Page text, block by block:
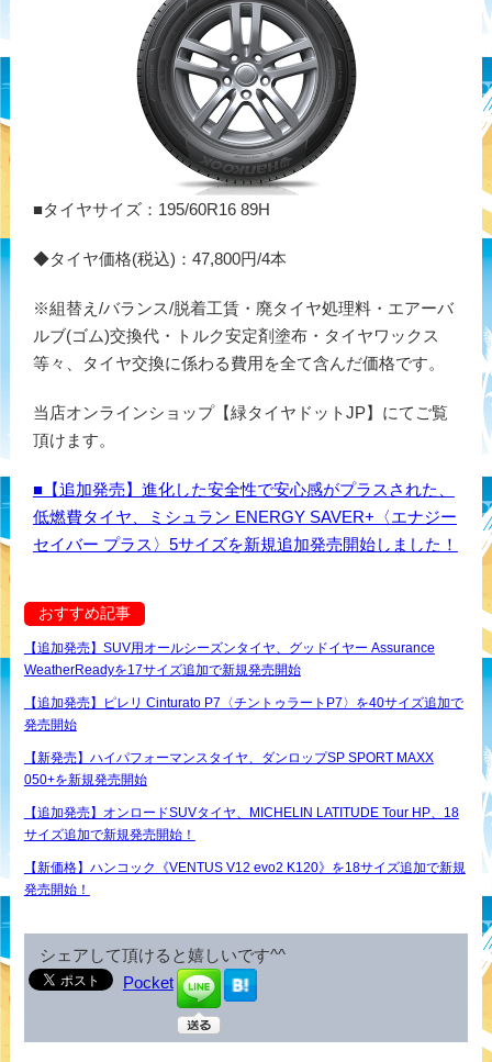
■タイヤサイズ：195/60R16 89H
◆タイヤ価格(税込)：47,800円/4本
※組替え/バランス/脱着工賃・廃タイヤ処理料・エアーバ
ルブ(ゴム)交換代・トルク安定剤塗布・タイヤワックス
等々、タイヤ交換に係わる費用を全て含んだ価格です。
当店オンラインショップ【緑タイヤドットJP】にてご覧
頂けます。
■【追加発売】進化した安全性で安心感がプラスされた、
低燃費タイヤ、ミシュラン ENERGY SAVER+〈エナジー
セイバー プラス〉5サイズを新規追加発売開始しました！
おすすめ記事
【追加発売】SUV用オールシーズンタイヤ、グッドイヤー Assurance
WeatherReadyを17サイズ追加で新規発売開始
【追加発売】ピレリ Cinturato P7〈チントゥラートP7〉を40サイズ追加で
発売開始
【新発売】ハイパフォーマンスタイヤ、ダンロップSP SPORT MAXX
050+を新規発売開始
【追加発売】オンロードSUVタイヤ、MICHELIN LATITUDE Tour HP、18
サイズ追加で新規発売開始！
【新価格】ハンコック《VENTUS V12 evo2 K120》を18サイズ追加で新規
発売開始！
シェアして頂けると嬉しいです^^
Pocket